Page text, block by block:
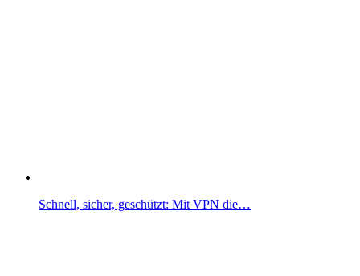
Schnell, sicher, geschützt: Mit VPN die…